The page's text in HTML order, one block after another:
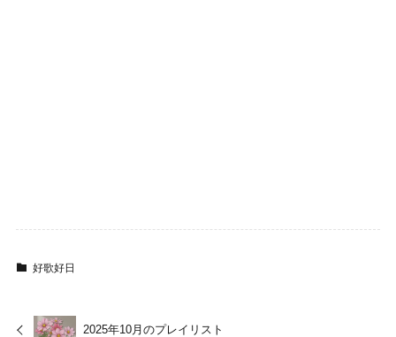
好歌好日
2025年10月のプレイリスト